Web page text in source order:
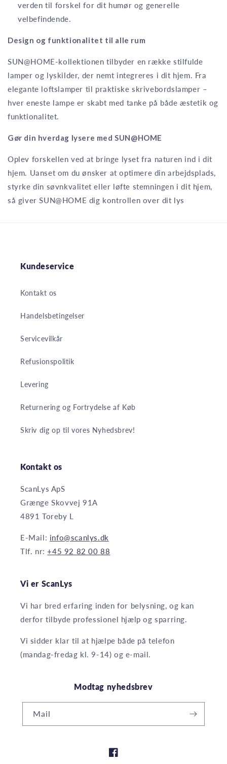
verden til forskel for dit humør og generelle
velbefindende.
Design og funktionalitet til alle rum
SUN@HOME-kollektionen tilbyder en række stilfulde
lamper og lyskilder, der nemt integreres i dit hjem. Fra
elegante loftslamper til praktiske skrivebordslamper –
hver eneste lampe er skabt med tanke på både æstetik og
funktionalitet.
Gør din hverdag lysere med SUN@HOME
Oplev forskellen ved at bringe lyset fra naturen ind i dit
hjem. Uanset om du ønsker at optimere din arbejdsplads,
styrke din søvnkvalitet eller løfte stemningen i dit hjem,
så giver SUN@HOME dig kontrollen over dit lys
Kundeservice
Kontakt os
Handelsbetingelser
Servicevilkår
Refusionspolitik
Levering
Returnering og Fortrydelse af Køb
Skriv dig op til vores Nyhedsbrev!
Kontakt os
ScanLys ApS
Grænge Skovvej 91A
4891 Toreby L
E-Mail: info@scanlys.dk
Tlf. nr:+45 92 82 00 88
Vi er ScanLys
Vi har bred erfaring inden for belysning, og kan
derfor tilbyde professionel hjælp og sparring.
Vi sidder klar til at hjælpe både på telefon
(mandag-fredag kl. 9-14) og e-mail.
Modtag nyhedsbrev
Mail
Facebook